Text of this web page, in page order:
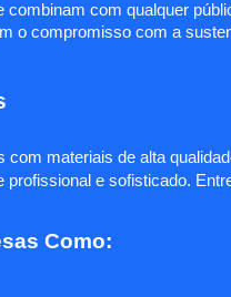
combinam com qualquer
o compromisso com a
materiais de alta
e sofisticado.
Como: